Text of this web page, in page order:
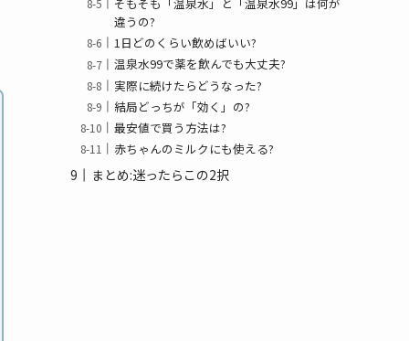
違うの?
1日どのくらい飲めばいい?
温泉水99で薬を飲んでも大丈夫?
実際に続けたらどうなった?
結局どっちが「効く」の?
最安値で買う方法は?
赤ちゃんのミルクにも使える?
まとめ:迷ったらこの2択